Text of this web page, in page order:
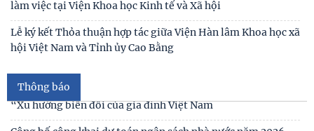
Người cao tuổi trong ba luận điểm lớn của Đảng
Thái độ của học sinh trung học phổ thông ở Hà Nội với vấn
Viện Hàn lâm Khoa học xã hội Việt Nam và Học viện Chính
trị và Hành chính quốc gia Lào ký Thỏa
Thông báo
Thư cảm ơn